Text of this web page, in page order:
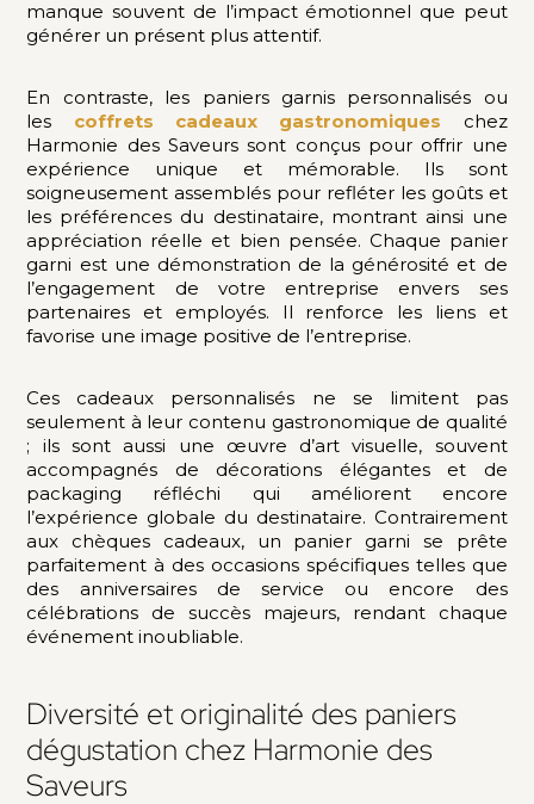
manque souvent de l’impact émotionnel que peut
générer un présent plus attentif.
En contraste, les paniers garnis personnalisés ou
les
coffrets cadeaux gastronomiques chez
Harmonie des Saveurs sont conçus pour offrir une
expérience unique et mémorable. Ils sont
soigneusement assemblés pour refléter les goûts et
les préférences du destinataire, montrant ainsi une
appréciation réelle et bien pensée. Chaque panier
garni est une démonstration de la générosité et de
l’engagement de votre entreprise envers ses
partenaires et employés. Il renforce les liens et
favorise une image positive de l’entreprise.
Ces cadeaux personnalisés ne se limitent pas
seulement à leur contenu gastronomique de qualité
; ils sont aussi une œuvre d’art visuelle, souvent
accompagnés de décorations élégantes et de
packaging réfléchi qui améliorent encore
l’expérience globale du destinataire. Contrairement
aux chèques cadeaux, un panier garni se prête
parfaitement à des occasions spécifiques telles que
des anniversaires de service ou encore des
célébrations de succès majeurs, rendant chaque
événement inoubliable.
Diversité et originalité des paniers
dégustation chez Harmonie des
Saveurs